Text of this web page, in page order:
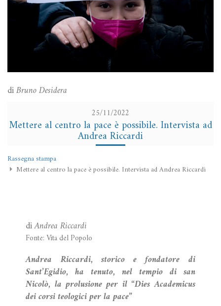
diBruno Desidera
25/11/2022
Mettere al centro la pace è possibile. Intervista ad
Andrea Riccardi
Rassegna stampa
Mettere al centro la pace è possibile. Intervista ad Andrea Riccardi
diAndrea Riccardi
Fonte: Vita del Popolo
Andrea Riccardi, storico e fondatore di
Sant’Egidio, ha tenuto, nel tempio di san
Nicolò, la prolusione per il “Dies Academicus
dei corsi teologici per la pace”